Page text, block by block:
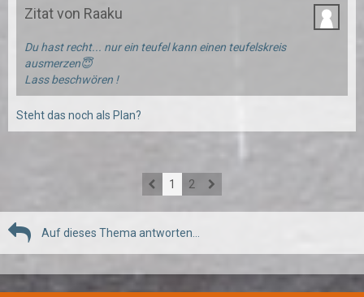
Zitat von Raaku
Du hast recht... nur ein teufel kann einen teufelskreis
ausmerzen😇
Lass beschwören !
Steht das noch als Plan?
1 2